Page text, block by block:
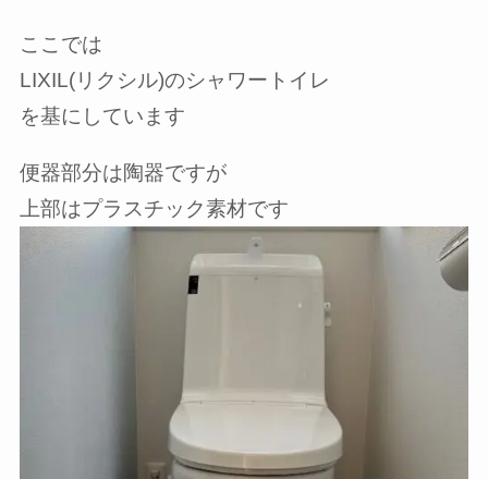
ここでは
LIXIL(リクシル)のシャワートイレ
を基にしています
便器部分は陶器ですが
上部はプラスチック素材です